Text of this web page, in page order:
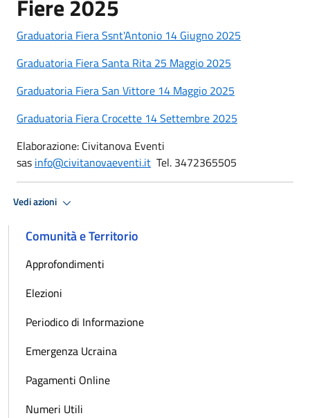
Fiere 2025
Graduatoria Fiera Ssnt'Antonio 14 Giugno 2025
Graduatoria Fiera Santa Rita 25 Maggio 2025
Graduatoria Fiera San Vittore 14 Maggio 2025
Graduatoria Fiera Crocette 14 Settembre 2025
Elaborazione: Civitanova Eventi
sas info@civitanovaeventi.it Tel. 3472365505
Vedi azioni
Comunità e Territorio
Approfondimenti
Elezioni
Periodico di Informazione
Emergenza Ucraina
Pagamenti Online
Numeri Utili